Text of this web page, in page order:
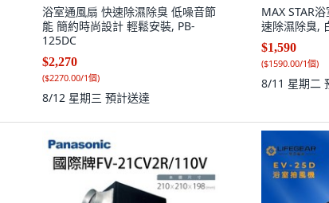
浴室通風扇 快速除濕除臭 低噪音節
能 簡約時尚設計 輕鬆安裝, PB-
125DC
$2,270
($2270.00/1個)
8/12 星期三 預計送達
MAX STAR
速除濕除臭,
$1,590
($1590.00/1個)
8/11 星期二